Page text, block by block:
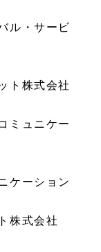
ル・サービ
ト株式会社
ミュニケー
ケーション
株式会社